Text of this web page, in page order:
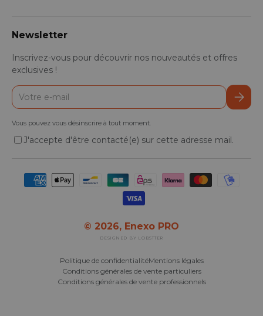
Newsletter
Inscrivez-vous pour découvrir nos nouveautés et offres
exclusives !
E-mail
Vous pouvez vous désinscrire à tout moment.
J'accepte d'être contacté(e) sur cette adresse mail.
Moyens de paiement acceptés
© 2026, Enexo PRO
DESIGNED BY LOBSTTER
Politique de confidentialitéMentions légales
Conditions générales de vente particuliers
Conditions générales de vente professionnels